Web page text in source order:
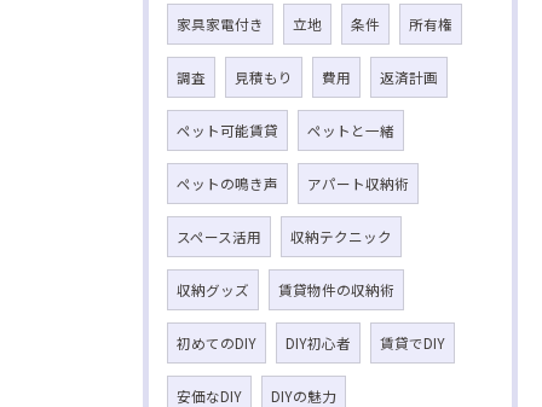
家具家電付き 立地 条件 所有権
調査 見積もり 費用 返済計画
ペット可能賃貸 ペットと一緒
ペットの鳴き声 アパート収納術
スペース活用 収納テクニック
収納グッズ 賃貸物件の収納術
初めてのDIY DIY初心者 賃貸でDIY
安価なDIY DIYの魅力